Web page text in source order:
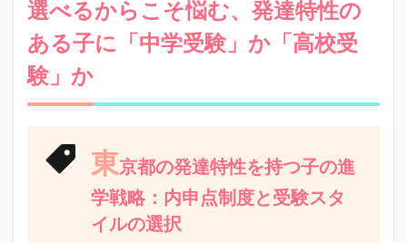
選べるからこそ悩む、発達特性の
ある子に「中学受験」か「高校受
験」か
東京都の発達特性を持つ子の進
学戦略：内申点制度と受験スタ
イルの選択